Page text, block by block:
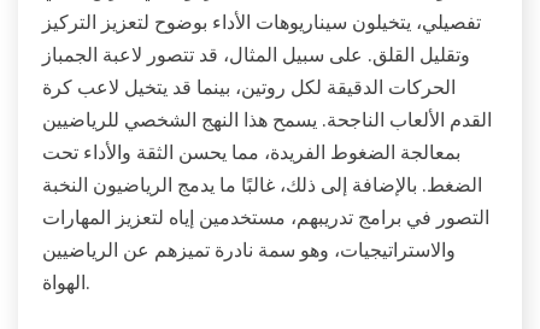
تفصيلي، يتخيلون سيناريوهات الأداء بوضوح لتعزيز التركيز
وتقليل القلق. على سبيل المثال، قد تتصور لاعبة الجمباز
الحركات الدقيقة لكل روتين، بينما قد يتخيل لاعب كرة
القدم الألعاب الناجحة. يسمح هذا النهج الشخصي للرياضيين
بمعالجة الضغوط الفريدة، مما يحسن الثقة والأداء تحت
الضغط. بالإضافة إلى ذلك، غالبًا ما يدمج الرياضيون النخبة
التصور في برامج تدريبهم، مستخدمين إياه لتعزيز المهارات
والاستراتيجيات، وهو سمة نادرة تميزهم عن الرياضيين
الهواة.